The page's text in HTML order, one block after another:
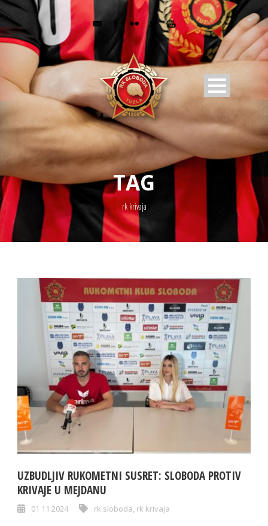
TAG
rk krivaja
UZBUDLJIV RUKOMETNI SUSRET: SLOBODA PROTIV
KRIVAJE U MEJDANU
01 11 2024 rk sloboda rk krivaja